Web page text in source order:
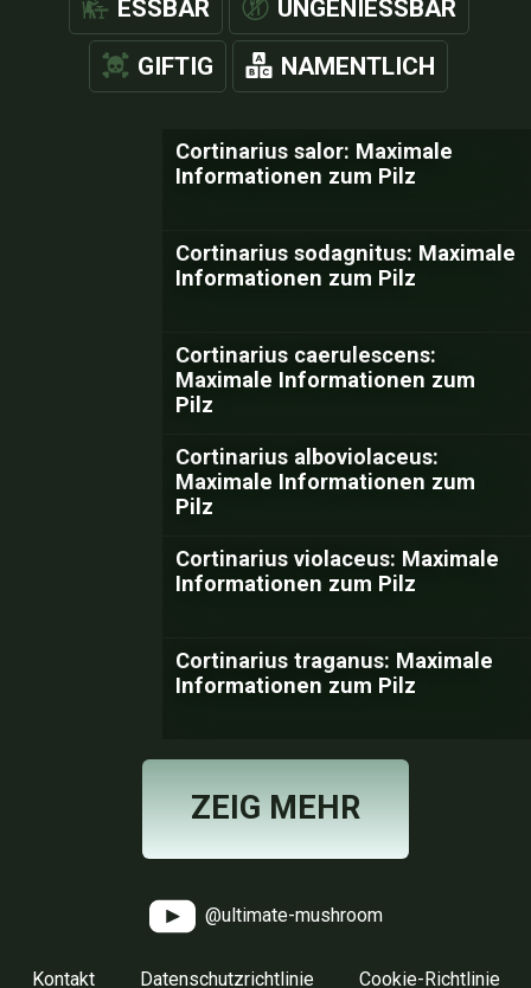
ESSBAR UNGENIESSBAR
GIFTIG NAMENTLICH
Cortinarius salor: Maximale
Informationen zum Pilz
Cortinarius sodagnitus: Maximale
Informationen zum Pilz
Cortinarius caerulescens:
Maximale Informationen zum
Pilz
Cortinarius alboviolaceus:
Maximale Informationen zum
Pilz
Cortinarius violaceus: Maximale
Informationen zum Pilz
Cortinarius traganus: Maximale
Informationen zum Pilz
ZEIG MEHR
@ultimate-mushroom
Kontakt Datenschutzrichtlinie Cookie-Richtlinie